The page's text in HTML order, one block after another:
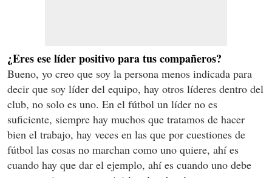
¿Eres ese líder positivo para tus compañeros?
Bueno, yo creo que soy la persona menos indicada para
decir que soy líder del equipo, hay otros líderes dentro del
club, no solo es uno. En el fútbol un líder no es
suficiente, siempre hay muchos que tratamos de hacer
bien el trabajo, hay veces en las que por cuestiones de
fútbol las cosas no marchan como uno quiere, ahí es
cuando hay que dar el ejemplo, ahí es cuando uno debe